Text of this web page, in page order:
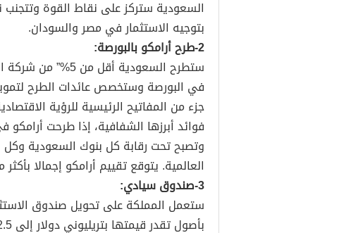
السعودية ستركز على نقاط القوة
بتوجيه الاستثمار في مصر والسودان.
2-طرح أرامكو بالبورصة:
ستطرح السعودية
في البورصة وستخصص عائدات الطرح
جزء من المفاتيح الرئيسية للرؤية
فوائد أبرزها الشفافية، إذا طرحت
وتصبح تحت رقابة كل بنوك السعودية وكل
العالمية. يتوقع تقييم أرامكو إجمالا
3-صندوق سيادي:
ستعمل المملكة على تحويل صندوق